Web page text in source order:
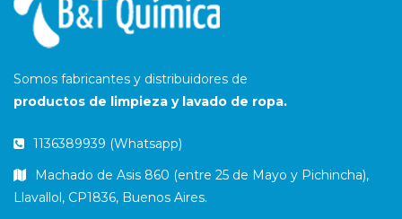
Somos fabricantes y distribuidores de
productos de limpieza y lavado de ropa.
1136389939 (Whatsapp)
Machado de Asis 860 (entre 25 de Mayo y Pichincha),
Llavallol, CP1836, Buenos Aires.